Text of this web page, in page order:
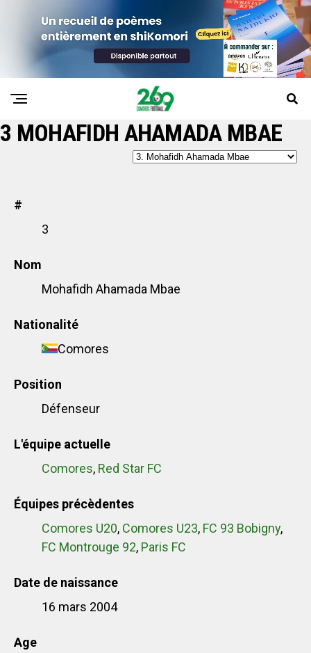
3 MOHAFIDH AHAMADA MBAE
#
3
Nom
Mohafidh Ahamada Mbae
Nationalité
Comores
Position
Défenseur
L'équipe actuelle
Comores, Red Star FC
Équipes précèdentes
Comores U20, Comores U23, FC 93 Bobigny,
FC Montrouge 92, Paris FC
Date de naissance
16 mars 2004
Age